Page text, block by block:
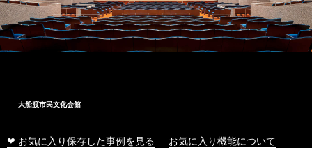
大船渡市民文化会館
❤ お気に入り保存した事例を見る お気に入り機能について